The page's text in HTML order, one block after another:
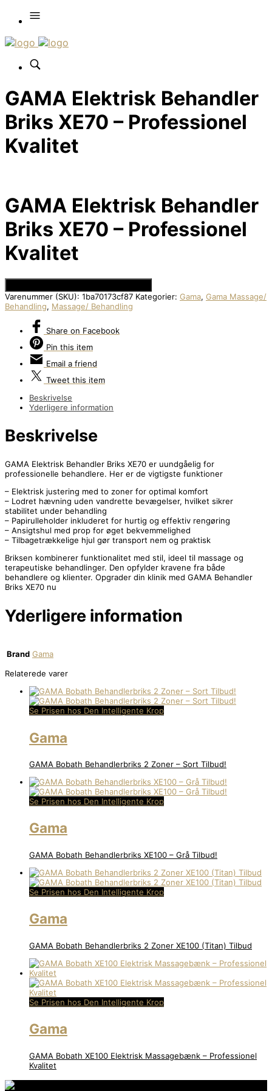
GAMA Elektrisk Behandler
Briks XE70 – Professionel
Kvalitet
GAMA Elektrisk Behandler
Briks XE70 – Professionel
Kvalitet
Varenummer (SKU): 1ba70173cf87 Kategorier: Gama, Gama Massage/
Behandling, Massage/ Behandling
Share on Facebook
Pin this item
Email a friend
Tweet this item
Beskrivelse
Yderligere information
Beskrivelse
GAMA Elektrisk Behandler Briks XE70 er uundgåelig for
professionelle behandlere. Her er de vigtigste funktioner
– Elektrisk justering med to zoner for optimal komfort
– Lodret hævning uden vandrette bevægelser, hvilket sikrer
stabilitet under behandling
– Papirulleholder inkluderet for hurtig og effektiv rengøring
– Ansigtshul med prop for øget bekvemmelighed
– Tilbagetrækkelige hjul gør transport nem og praktisk
Briksen kombinerer funktionalitet med stil, ideel til massage og
terapeutiske behandlinger. Den opfylder kravene fra både
behandlere og klienter. Opgrader din klinik med GAMA Behandler
Briks XE70 nu
Yderligere information
Brand Gama
Relaterede varer
Se Prisen hos Den Intelligente Krop
Gama
GAMA Bobath Behandlerbriks 2 Zoner – Sort Tilbud!
Se Prisen hos Den Intelligente Krop
Gama
GAMA Bobath Behandlerbriks XE100 – Grå Tilbud!
Se Prisen hos Den Intelligente Krop
Gama
GAMA Bobath Behandlerbriks 2 Zoner XE100 (Titan) Tilbud
Se Prisen hos Den Intelligente Krop
Gama
GAMA Bobath XE100 Elektrisk Massagebænk – Professionel
Kvalitet